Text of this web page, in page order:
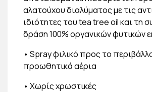
αλατούχου διαλύματος με τις
ιδιότητες του tea tree oil και τη
δράση 100% οργανικών φυτικών
• Spray φιλικό προς το
προωθητικά αέρια
• Χωρίς χρωστικές